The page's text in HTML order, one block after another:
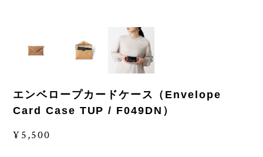
エンベロープカードケース（Envelope
Card Case TUP / F049DN）
¥5,500